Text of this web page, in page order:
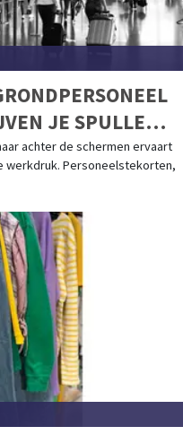
JE SPULLEN
achter de schermen ervaart
Personeelstekorten,